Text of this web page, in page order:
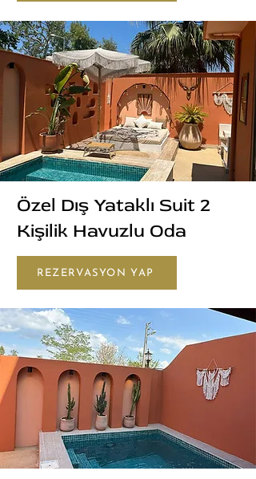
Özel Dış Yataklı Suit 2
Kişilik Havuzlu Oda
REZERVASYON YAP